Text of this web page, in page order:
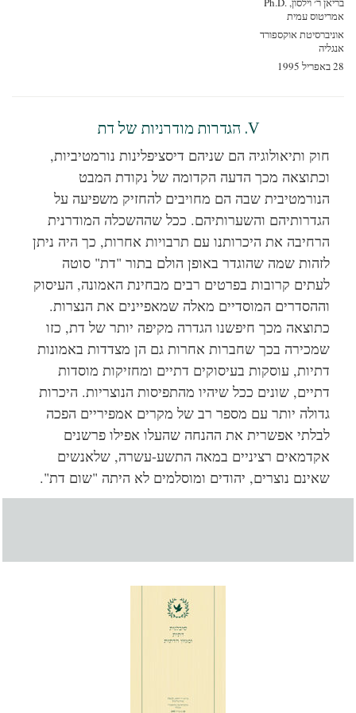
עמית
אוקספורד
חוק ותיאולוגיה הם שניהם דיסציפלינות נורמטיביות,
וכתוצאה מכך הדעה הקדומה של נקודת המבט
הנורמטיבית שבה הם מחויבים להחזיק משפיעה על
הגדרותיהם והשערותיהם. ככל שההשכלה המודרנית
הרחיבה את היכרותנו עם תרבויות אחרות, כך היה ניתן
לזהות שמה שהוגדר באופן הולם בתור "דת" סוטה
לעתים קרובות בפרטים רבים מבחינת האמונה, העיסוק
וההסדרים המוסדיים מאלה שמאפיינים את הנצרות.
כתוצאה מכך חיפשנו הגדרה מקיפה יותר של דת, כזו
שמכירה בכך שחברות אחרות גם הן מצדדות באמונות
דתיות, עוסקות בעיסוקים דתיים ומחזיקות מוסדות
דתיים, שונים ככל שיהיו מהתפיסות הנוצריות. היכרות
גדולה יותר עם מספר רב של מקרים אמפיריים הפכה
לבלתי אפשרית את ההנחה שהעלו אפילו פרשנים
אקדמאים רציניים במאה התשע-עשרה, שלאנשים
שאינם נוצרים, יהודים ומוסלמים לא היתה "שום דת".